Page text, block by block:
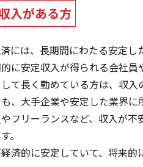
入がある方
には、長期間にわたる安定し
に安定収入が得られる会社員
て長く勤めている方は、収入
、大手企業や安定した業界に
フリーランスなど、収入が
。
済的に安定していて、将来